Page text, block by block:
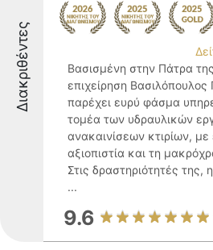
Διακριθέντες
Βασισμένη στην Πάτρα
επιχείρηση Βασιλόπουλος
παρέχει ευρύ φάσμα
τομέα των υδραυλικών
ανακαινίσεων κτιρίων,
αξιοπιστία και τη
Στις δραστηριότητές της,
...
9.6